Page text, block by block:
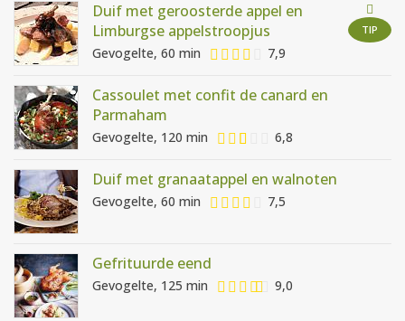
WEEKMENU'S
TIP
Duif met geroosterde appel en
Limburgse appelstroopjus
Gevogelte, 60 min 7,9
Cassoulet met confit de canard en
Parmaham
Gevogelte, 120 min 6,8
Duif met granaatappel en walnoten
Gevogelte, 60 min 7,5
Gefrituurde eend
Gevogelte, 125 min 9,0